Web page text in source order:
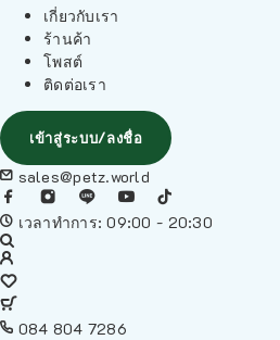
เกี่ยวกับเรา
ร้านค้า
โพสต์
ติดต่อเรา
เข้าสู่ระบบ/ลงชื่อ
sales@petz.world
เวลาทำการ: 09:00 - 20:30
084 804 7286